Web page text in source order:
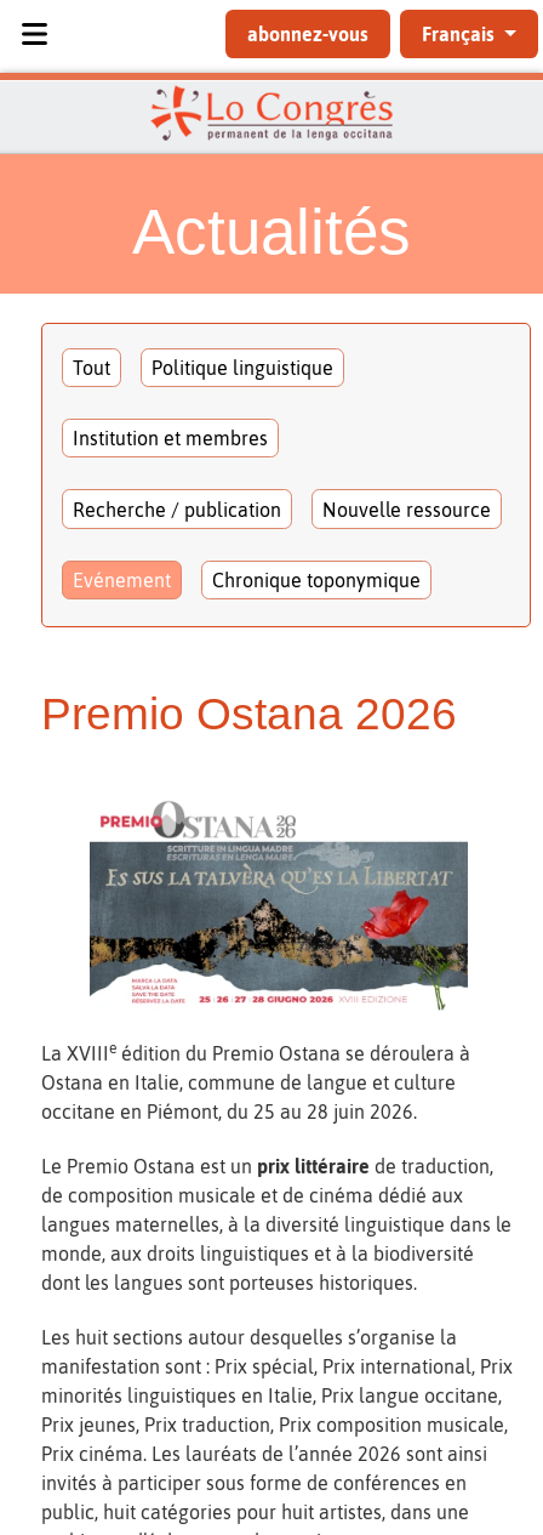
abonnez-vous Français
Actualités
Tout Politique linguistique
Institution et membres
Recherche / publication Nouvelle ressource
Evénement Chronique toponymique
Premio Ostana 2026
La XVIIIe édition du Premio Ostana se déroulera à
Ostana en Italie, commune de langue et culture
occitane en Piémont, du 25 au 28 juin 2026.
Le Premio Ostana est un prix littéraire de traduction,
de composition musicale et de cinéma dédié aux
langues maternelles, à la diversité linguistique dans le
monde, aux droits linguistiques et à la biodiversité
dont les langues sont porteuses historiques.
Les huit sections autour desquelles s’organise la
manifestation sont : Prix spécial, Prix international, Prix
minorités linguistiques en Italie, Prix langue occitane,
Prix jeunes, Prix traduction, Prix composition musicale,
Prix cinéma. Les lauréats de l’année 2026 sont ainsi
invités à participer sous forme de conférences en
public, huit catégories pour huit artistes, dans une